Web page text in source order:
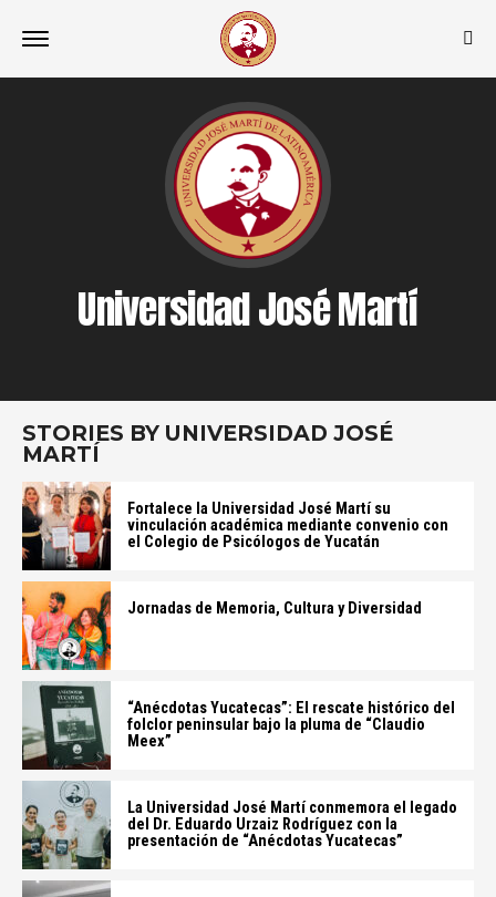
Universidad José Martí
STORIES BY UNIVERSIDAD JOSÉ
MARTÍ
Fortalece la Universidad José Martí su
vinculación académica mediante convenio con
el Colegio de Psicólogos de Yucatán
Jornadas de Memoria, Cultura y Diversidad
“Anécdotas Yucatecas”: El rescate histórico del
folclor peninsular bajo la pluma de “Claudio
Meex”
La Universidad José Martí conmemora el legado
del Dr. Eduardo Urzaiz Rodríguez con la
presentación de “Anécdotas Yucatecas”